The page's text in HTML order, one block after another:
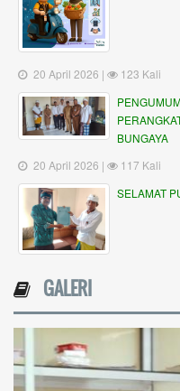
20 April 2026 |
123 Kali
BUNGAYA
20 April 2026 |
117 Kali
SELAMAT
GALERI